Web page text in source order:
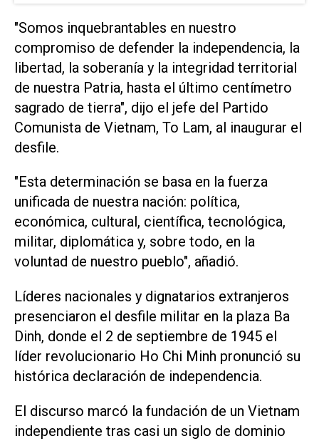
"Somos inquebrantables en nuestro
compromiso de defender la independencia, la
libertad, la soberanía y la integridad territorial
de nuestra Patria, hasta el último centímetro
sagrado de tierra", dijo el jefe del Partido
Comunista de Vietnam, To Lam, al inaugurar el
desfile.
"Esta determinación se basa en la fuerza
unificada de nuestra nación: política,
económica, cultural, científica, tecnológica,
militar, diplomática y, sobre todo, en la
voluntad de nuestro pueblo", añadió.
Líderes nacionales y dignatarios extranjeros
presenciaron el desfile militar en la plaza Ba
Dinh, donde el 2 de septiembre de 1945 el
líder revolucionario Ho Chi Minh pronunció su
histórica declaración de independencia.
El discurso marcó la fundación de un Vietnam
independiente tras casi un siglo de dominio